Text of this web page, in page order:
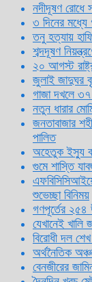
নদীদূষণ রোধে
৩ দিনের মধ্যে
তনু হত্যায়
শব্দদূষণ
২০ আগস্ট
জুলাই জাদুঘর
গাজা দখলে ৩৭
নতুন ধারার
জনতাবাজার
পালিত
অহেতুক ইস্যু
গুমে শাস্তি
শুভেচ্ছা বিনিময়
গণপূর্তের ২৫৪
যেখানেই খালি
বিরোধী দল
অর্থনৈতিক
বেনজীরের